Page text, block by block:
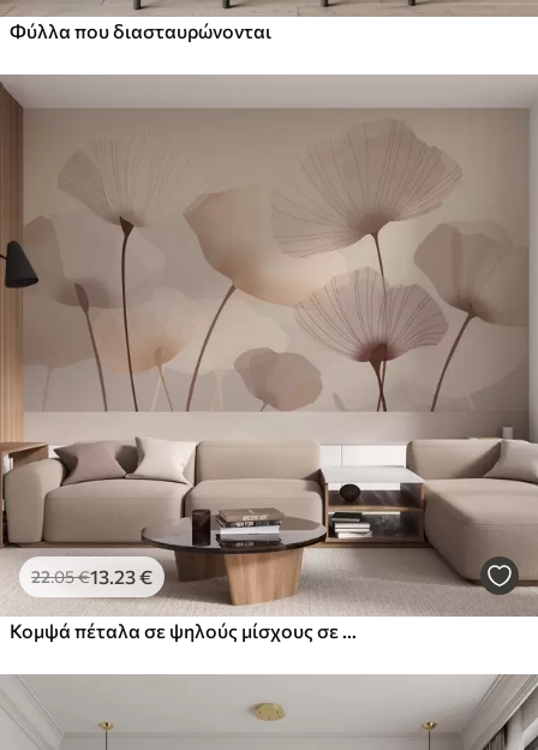
Φύλλα που διασταυρώνονται
22.05€13 .23€